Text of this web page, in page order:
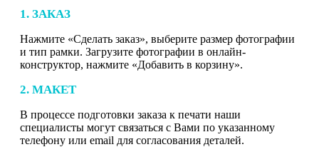
1. ЗАКАЗ
Нажмите «Сделать заказ», выберите размер фотографии
и тип рамки. Загрузите фотографии в онлайн-
конструктор, нажмите «Добавить в корзину».
2. МАКЕТ
В процессе подготовки заказа к печати наши
специалисты могут связаться с Вами по указанному
телефону или email для согласования деталей.